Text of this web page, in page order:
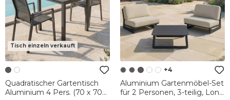
Tisch einzeln verkauft
Quadratischer Gartentisch
Aluminium 4 Pers. (70 x 70
+4
Aluminium Gartenmöbel-Set
für 2 Personen, 3-teilig, Long